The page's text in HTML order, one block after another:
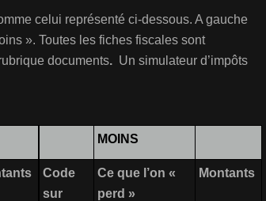
celui représenté ci-dessous. A gauche
». Toutes les fiches fiscales sont
documents. Un simulateur d’impôts
MOINS
Code
sur
Ce que l’on «
perd »
Montants